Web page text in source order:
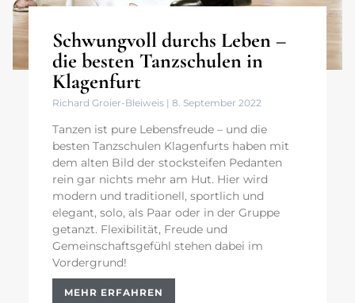
Schwungvoll durchs Leben –
die besten Tanzschulen in
Klagenfurt
Richard Groier-Bleiweis 8. September 2022
Tanzen ist pure Lebensfreude – und die
besten Tanzschulen Klagenfurts haben mit
dem alten Bild der stocksteifen Pedanten
rein gar nichts mehr am Hut. Hier wird
modern und traditionell, sportlich und
elegant, solo, als Paar oder in der Gruppe
getanzt. Flexibilität, Freude und
Gemeinschaftsgefühl stehen dabei im
Vordergrund!
MEHR ERFAHREN